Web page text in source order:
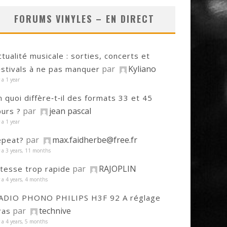
FORUMS VINYLES – EN DIRECT
musicale : sorties, concerts et
à ne pas manquer par Kyliano
a 1 year
quoi diffère‑t‑il des formats 33 et 45
? par jean pascal
a 1 year
par max.faidherbe@free.fr
a 3 years, 11 months
trop rapide par RAJOPLIN
a 4 years, 4 months
PHONO PHILIPS H3F 92 A réglage
par technive
a 4 years, 5 months